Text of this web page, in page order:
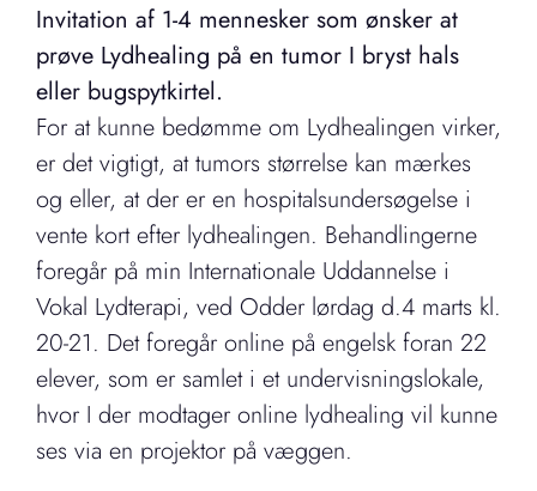
Invitation af 1-4 mennesker som ønsker at
prøve Lydhealing på en tumor I bryst hals
eller bugspytkirtel.
For at kunne bedømme om Lydhealingen virker,
er det vigtigt, at tumors størrelse kan mærkes
og eller, at der er en hospitalsundersøgelse i
vente kort efter lydhealingen. Behandlingerne
foregår på min Internationale Uddannelse i
Vokal Lydterapi, ved Odder lørdag d.4 marts kl.
20-21. Det foregår online på engelsk foran 22
elever, som er samlet i et undervisningslokale,
hvor I der modtager online lydhealing vil kunne
ses via en projektor på væggen.